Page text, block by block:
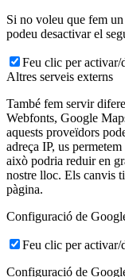
Si no voleu que fem
podeu desactivar el
Feu clic per activar/
Altres serveis externs
També fem servir
Webfonts, Google
aquests proveïdors
adreça IP, us
això podria reduir en
nostre lloc. Els canvis
pàgina.
Configuració de
Feu clic per activar/
Configuració de